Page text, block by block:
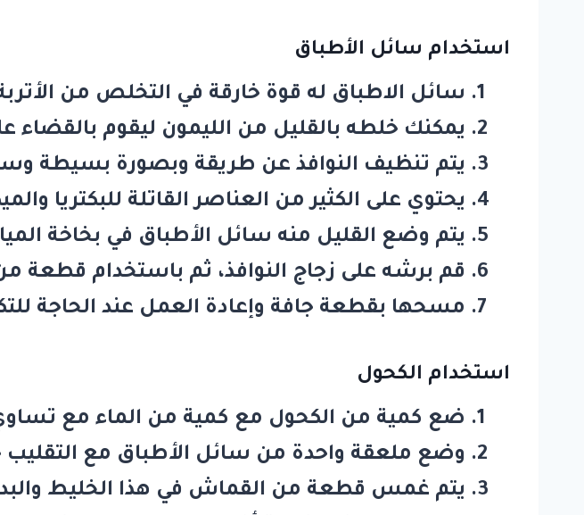
استخدام سائل الأطباق
سائل الاطباق له قوة خارقة في التخلص من
يمكنك خلطه بالقليل من الليمون ليقوم بالقضاء
يتم تنظيف النوافذ عن طريقة وبصورة بسيطة
يحتوي على الكثير من العناصر القاتلة للبكتريا
يتم وضع القليل منه سائل الأطباق في بخاخة
قم برشه على زجاج النوافذ، ثم باستخدام قطعة
مسحها بقطعة جافة وإعادة العمل عند الحاجة
استخدام الكحول
ضع كمية من الكحول مع كمية من الماء مع تساوي
وضع ملعقة واحدة من سائل الأطباق مع التقليب
يتم غمس قطعة من القماش في هذا الخليط